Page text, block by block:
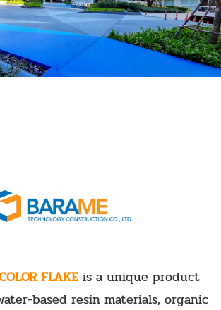
FLAKE is a unique product
based resin materials, organic